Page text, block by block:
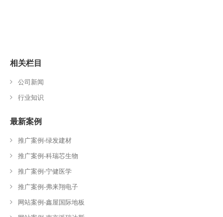
相关栏目
公司新闻
行业知识
最新案例
推广案例-绿发建材
推广案例-科瑞芯生物
推广案例-宁健医学
推广案例-弗来翔电子
网站案例-鑫屋国际地板